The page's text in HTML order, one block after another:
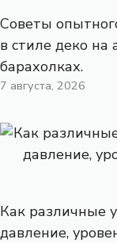
Советы
в стиле деко на
барахолках.
7 августа, 2026
Как различные
давление,